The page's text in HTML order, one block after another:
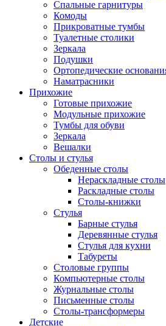
Спальные гарнитуры
Комоды
Прикроватные тумбы
Туалетные столики
Зеркала
Подушки
Ортопедические
Наматрасники
Прихожие
Готовые прихожие
Модульные прихожие
Тумбы для обуви
Зеркала
Вешалки
Столы и стулья
Обеденные столы
Нераскладные столы
Раскладные столы
Столы-книжки
Стулья
Барные стулья
Деревянные стулья
Стулья для кухни
Табуреты
Столовые группы
Компьютерные столы
Журнальные столы
Письменные столы
Столы-трансформеры
Детские